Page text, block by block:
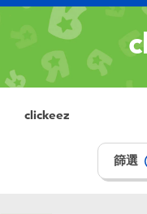
單車,滑板車,騎
拼砌組合及樂
手工藝,文具,
Toy Story反斗
Spider-Man蜘
Play-Doh培樂多
3~4歳
5~7歳
12~14歳
clickeez
篩選